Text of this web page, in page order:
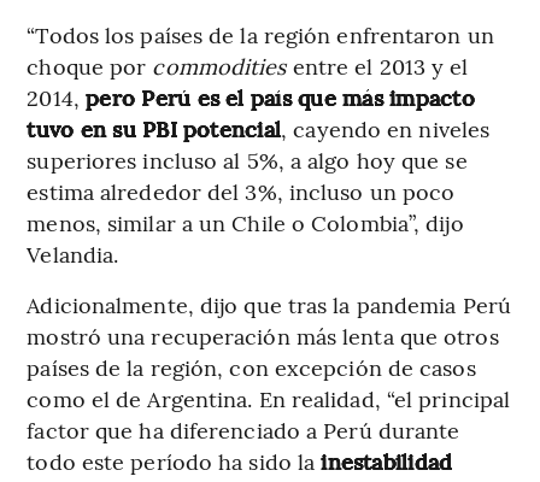
“Todos los países de la región enfrentaron un
choque por commodities entre el 2013 y el
2014, pero Perú es el país que más impacto
tuvo en su PBI potencial, cayendo en niveles
superiores incluso al 5%, a algo hoy que se
estima alrededor del 3%, incluso un poco
menos, similar a un Chile o Colombia”, dijo
Velandia.
Adicionalmente, dijo que tras la pandemia Perú
mostró una recuperación más lenta que otros
países de la región, con excepción de casos
como el de Argentina. En realidad, “el principal
factor que ha diferenciado a Perú durante
todo este período ha sido lainestabilidad